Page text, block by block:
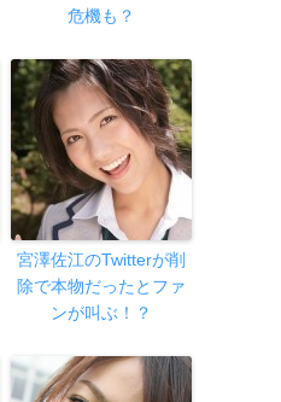
危機も？
宮澤佐江のTwitterが削
除で本物だったとファ
ンが叫ぶ！？